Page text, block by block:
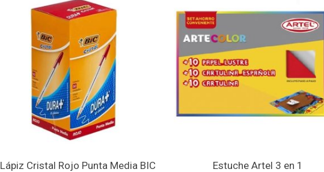
Lápiz Cristal Rojo Punta Media BIC
Estuche Artel 3 en 1